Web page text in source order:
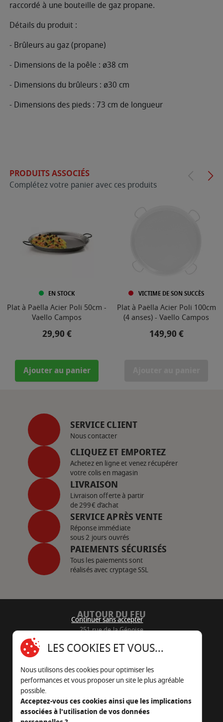
raccordé à une bouteille de gaz propane.
Détails du produit :
- Brûleurs au gaz (propane)
- Dimensions de la poêle : ø38 cm
- Dimensions du brûleurs : ø30 cm
- Dimensions des pieds : 73 cm de longueur
PRODUITS ASSOCIÉS
Complétez votre panier avec ces produits
EN STOCK
Plat à Paëlla Acier Poli 50cm -
Vaello Campos
Prix
29,90 €
Ajouter au panier
VICTIME DE SON SUCCÈS
Plat à Paëlla Acier Poli 100cm
(4 anses) - Vaello Campos
Prix
149,90 €
SERVICE CLIENT
Nous contacter
CLIQUEZ ET EMPORTEZ
Achetez en ligne et venez récupérer
votre colis en magasin
LIVRAISON
Livraison offerte à partir
de 299€ d’achat
SERVICE APRÈS VENTE
Réponse immédiate
sous 2 jours ouvrés
PAIEMENTS SÉCURISÉS
Tous les paiements sont
réalisés avec cryptage SSL
AUTOUR DU FEU
251 rue de la Génoise
05 45 22 98 09
Nous envoyer un e-mail
Continuer sans accepter
LES COOKIES ET VOUS...
Nous utilisons des cookies pour optimiser les
performances et vous proposer un site le plus agréable
possible.
Acceptez-vous ces cookies ainsi que les implications
associées à l'utilisation de vos données